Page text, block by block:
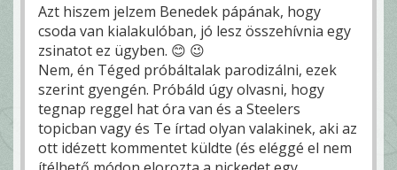
Azt hiszem jelzem Benedek pápának, hogy
csoda van kialakulóban, jó lesz összehívnia egy
zsinatot ez ügyben. 😊 😉
Nem, én Téged próbáltalak parodizálni, ezek
szerint gyengén. Próbáld úgy olvasni, hogy
tegnap reggel hat óra van és a Steelers
topicban vagy és Te írtad olyan valakinek, aki az
ott idézett kommentet küldte (és eléggé el nem